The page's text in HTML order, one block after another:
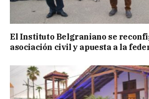
El Instituto Belgraniano se
asociación civil y apuesta a la